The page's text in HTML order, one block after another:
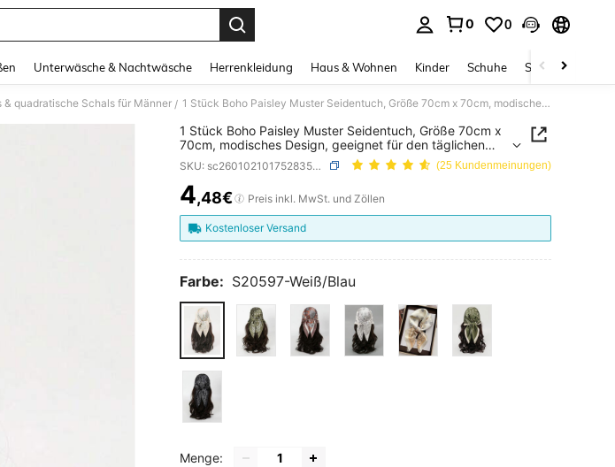
0 0
Unterwäsche & Nachtwäsche Herrenkleidung Haus & Wohnen Kinder Schuhe Schmuck &
& quadratische Schals für Männer / 1 Stück Boho Paisley Muster Seidentuch, Größe 70cm x 70cm, modisches Design, geeignet für den täglichen Gebrauch
1 Stück Boho Paisley Muster Seidentuch, Größe 70cm x
70cm, modisches Design, geeignet für den täglichen
Gebrauch
SKU: sc260102101752835484419 (25 Kundenmeinungen)
PRICE AND AVAILABILITY
4,48€ Preis inkl. MwSt. und Zöllen
Kostenloser Versand
Farbe: S20597-Weiß/Blau
Menge: